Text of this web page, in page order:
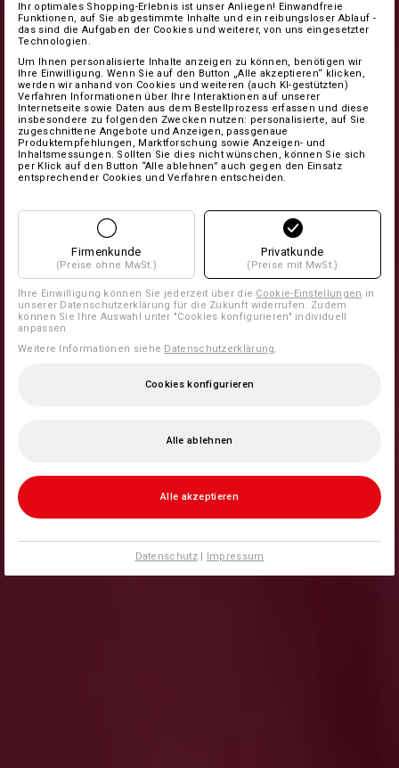
Ihr optimales Shopping-Erlebnis ist unser Anliegen! Einwandfreie
Funktionen, auf Sie abgestimmte Inhalte und ein reibungsloser Ablauf -
das sind die Aufgaben der Cookies und weiterer, von uns eingesetzter
Technologien.
Um Ihnen personalisierte Inhalte anzeigen zu können, benötigen wir
Ihre Einwilligung. Wenn Sie auf den Button „Alle akzeptieren“ klicken,
werden wir anhand von Cookies und weiteren (auch KI-gestützten)
Verfahren Informationen über Ihre Interaktionen auf unserer
Internetseite sowie Daten aus dem Bestellprozess erfassen und diese
insbesondere zu folgenden Zwecken nutzen: personalisierte, auf Sie
zugeschnittene Angebote und Anzeigen, passgenaue
Produktempfehlungen, Marktforschung sowie Anzeigen- und
Inhaltsmessungen. Sollten Sie dies nicht wünschen, können Sie sich
per Klick auf den Button “Alle ablehnen” auch gegen den Einsatz
entsprechender Cookies und Verfahren entscheiden.
Firmenkunde
(Preise ohne MwSt.)
Privatkunde
(Preise mit MwSt.)
Ihre Einwilligung können Sie jederzeit über die Cookie-Einstellungen in
unserer Datenschutzerklärung für die Zukunft widerrufen. Zudem
können Sie Ihre Auswahl unter "Cookies konfigurieren" individuell
anpassen
Weitere Informationen siehe Datenschutzerklärung.
Cookies konfigurieren
Alle ablehnen
Alle akzeptieren
Datenschutz| Impressum